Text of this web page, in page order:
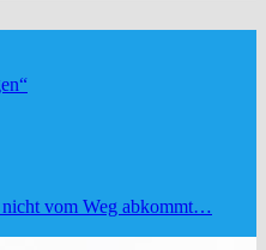
nicht vom Weg abkommt…